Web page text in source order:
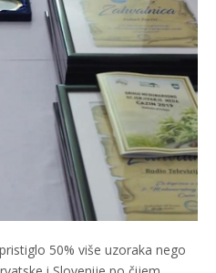
50% više uzoraka nego